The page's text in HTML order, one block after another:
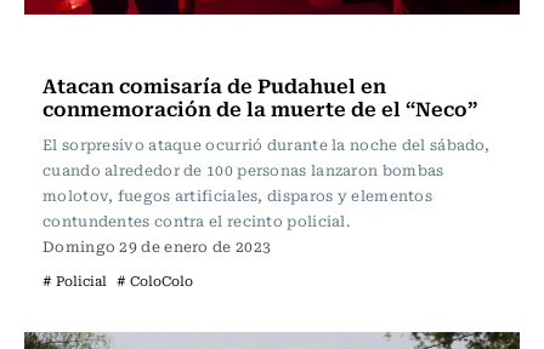
Atacan comisaría de Pudahuel en
conmemoración de la muerte de el “Neco”
El sorpresivo ataque ocurrió durante la noche del sábado,
cuando alrededor de 100 personas lanzaron bombas
molotov, fuegos artificiales, disparos y elementos
contundentes contra el recinto policial.
Domingo 29 de enero de 2023
# Policial # ColoColo